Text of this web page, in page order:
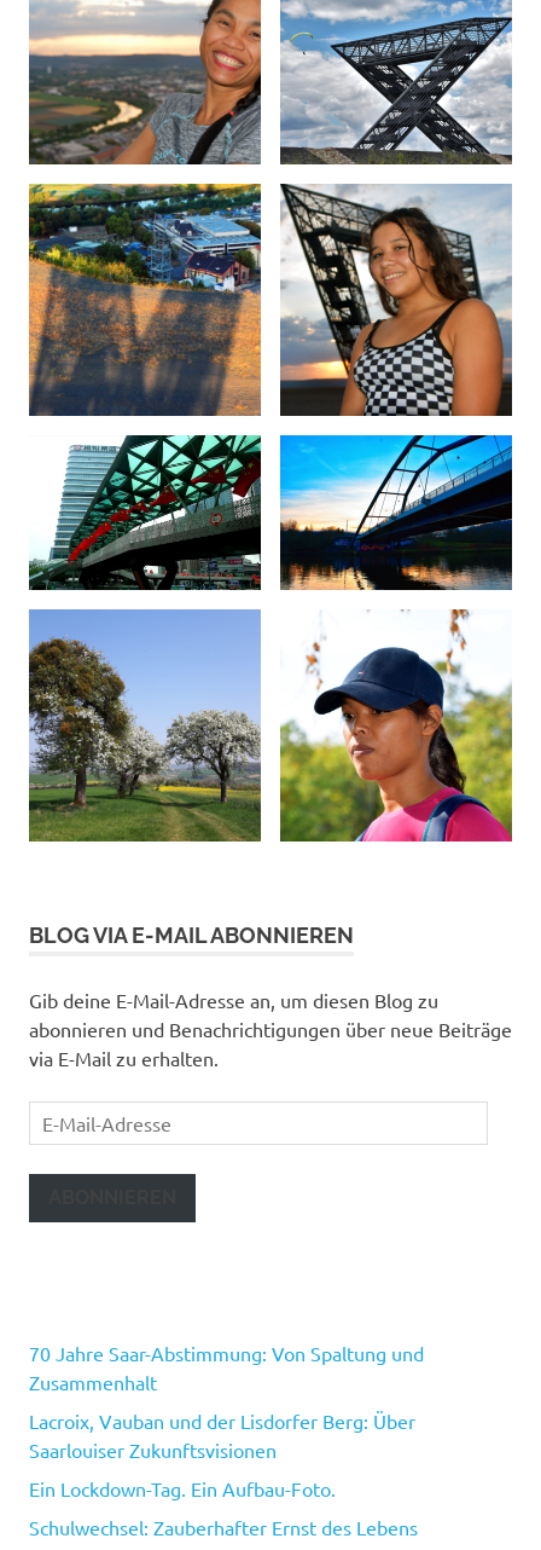
BLOG VIA E-MAIL ABONNIEREN
Gib deine E-Mail-Adresse an, um diesen Blog zu
abonnieren und Benachrichtigungen über neue Beiträge
via E-Mail zu erhalten.
E-
Mail-
Adresse
70 Jahre Saar-Abstimmung: Von Spaltung und
Zusammenhalt
Lacroix, Vauban und der Lisdorfer Berg: Über
Saarlouiser Zukunftsvisionen
Ein Lockdown-Tag. Ein Aufbau-Foto.
Schulwechsel: Zauberhafter Ernst des Lebens